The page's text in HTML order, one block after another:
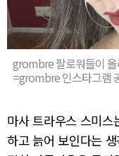
grombre 팔로워들이 올
=grombre 인스타그램
마사 트라우스 스미스
하고 늙어 보인다는